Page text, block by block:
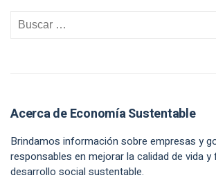
Acerca de Economía Sustentable
Brindamos información sobre empresas y
responsables en mejorar la calidad de vida y
desarrollo social sustentable.